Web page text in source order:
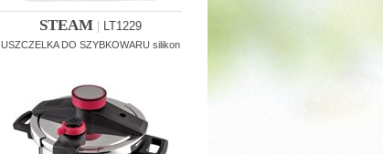
STEAM LT1229
USZCZELKA DO SZYBKOWARU silikon